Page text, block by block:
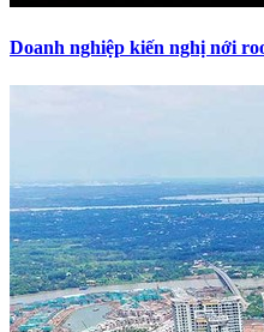
Doanh nghiệp kiến nghị nới